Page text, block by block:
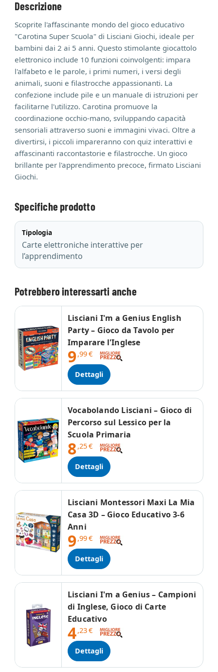
Descrizione
Scoprite l'affascinante mondo del gioco educativo
"Carotina Super Scuola" di Lisciani Giochi, ideale per
bambini dai 2 ai 5 anni. Questo stimolante giocattolo
elettronico include 10 funzioni coinvolgenti: impara
l'alfabeto e le parole, i primi numeri, i versi degli
animali, suoni e filastrocche appassionanti. La
confezione include pile e un manuale di istruzioni per
facilitarne l'utilizzo. Carotina promuove la
coordinazione occhio-mano, sviluppando capacità
sensoriali attraverso suoni e immagini vivaci. Oltre a
divertirsi, i piccoli impareranno con quiz interattivi e
affascinanti raccontastorie e filastrocche. Un gioco
brillante per l'apprendimento precoce, firmato Lisciani
Giochi.
Specifiche prodotto
Tipologia
Carte elettroniche interattive per
l’apprendimento
Potrebbero interessarti anche
Lisciani I'm a Genius English
Party – Gioco da Tavolo per
Imparare l'Inglese
9,99€
Dettagli
Vocabolando Lisciani – Gioco di
Percorso sul Lessico per la
Scuola Primaria
8,25€
Dettagli
Lisciani Montessori Maxi La Mia
Casa 3D – Gioco Educativo 3-6
Anni
9,99€
Dettagli
Lisciani I'm a Genius – Campioni
di Inglese, Gioco di Carte
Educativo
4,23€
Dettagli